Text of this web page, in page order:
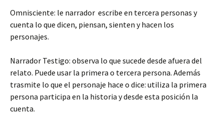
Omnisciente: le narrador escribe en tercera personas y
cuenta lo que dicen, piensan, sienten y hacen los
personajes.
Narrador Testigo: observa lo que sucede desde afuera del
relato. Puede usar la primera o tercera persona. Además
trasmite lo que el personaje hace o dice: utiliza la primera
persona participa en la historia y desde esta posición la
cuenta.